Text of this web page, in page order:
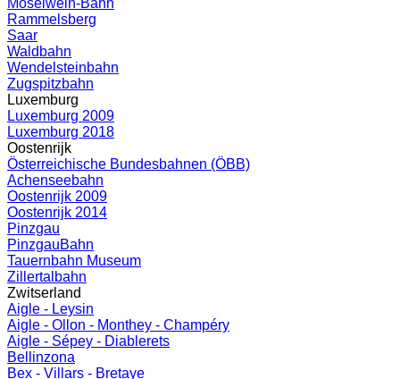
Moselwein-Bahn
Rammelsberg
Saar
Waldbahn
Wendelsteinbahn
Zugspitzbahn
Luxemburg
Luxemburg 2009
Luxemburg 2018
Oostenrijk
Österreichische Bundesbahnen (ÖBB)
Achenseebahn
Oostenrijk 2009
Oostenrijk 2014
Pinzgau
PinzgauBahn
Tauernbahn Museum
Zillertalbahn
Zwitserland
Aigle - Leysin
Aigle - Ollon - Monthey - Champéry
Aigle - Sépey - Diablerets
Bellinzona
Bex - Villars - Bretaye